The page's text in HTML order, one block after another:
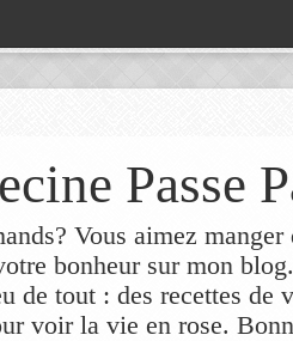
Passe
Vous aimez
bonheur sur mon
de tout : des recettes de
voir la vie en rose.